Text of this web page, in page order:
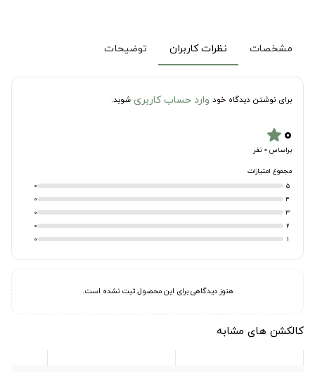
مشخصات نظرات کاربران توضیحات
برای نوشتن دیدگاه خود وارد حساب کاربری شوید.
۰star
براساس 0 نفر
مجموع امتیازات
5
0
4
0
3
0
2
0
1
0
هنوز دیدگاهی برای این محصول ثبت نشده است.
کالکشن های مشابه